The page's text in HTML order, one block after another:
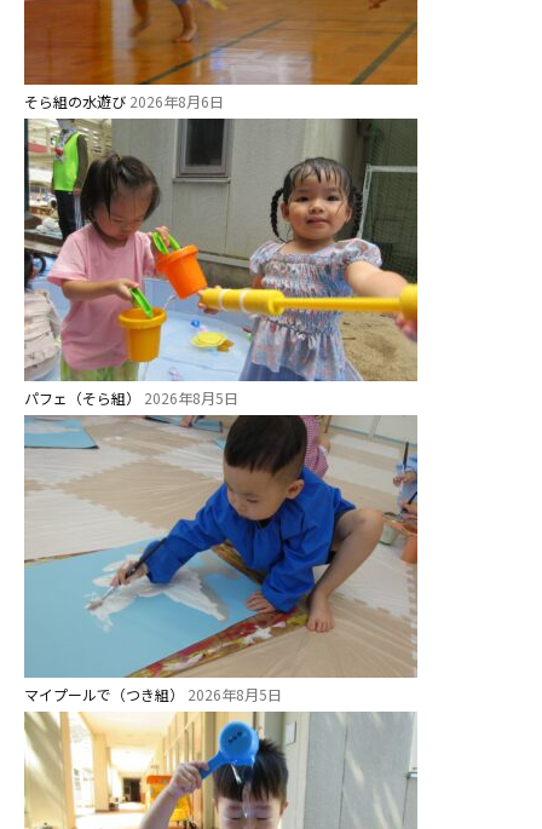
そら組の水遊び 2026年8月6日
パフェ（そら組） 2026年8月5日
マイプールで（つき組） 2026年8月5日